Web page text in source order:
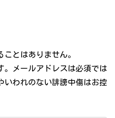
とはありません。
。メールアドレスは必須では
いわれのない誹謗中傷はお控